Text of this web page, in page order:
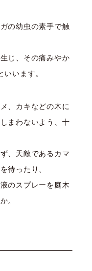
の幼虫の素手で触
じ、その痛みやか
います。
、カキなどの木に
まわないよう、十
、天敵であるカマ
待ったり、
のスプレーを庭木
。